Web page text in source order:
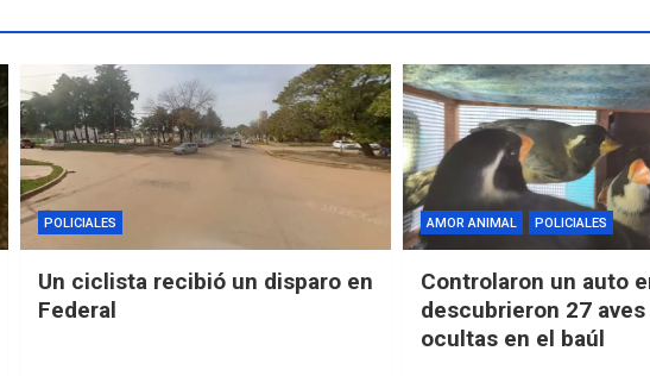
POLICIALES
Un ciclista recibió un disparo en
Federal
AMOR ANIMAL POLICIALES
Controlaron un auto
descubrieron 27
ocultas en el baúl